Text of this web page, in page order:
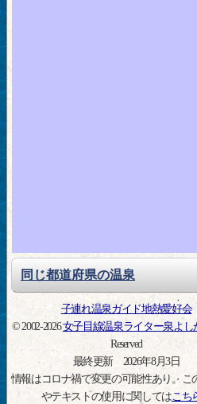
同じ都道府県の温泉